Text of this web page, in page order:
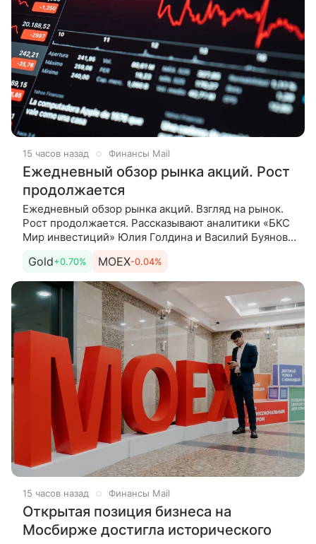
15 часов назад Финансы Mail
Ежедневный обзор рынка акций. Рост
продолжается
Ежедневный обзор рынка акций. Взгляд на рынок.
Рост продолжается. Рассказывают аналитики «БКС
Мир инвестиций» Юлия Голдина и Василий Буянов.
сдержанной ноте:
Gold+0.70% MOEX-0.04%
15 часов назад Финансы Mail
Открытая позиция бизнеса на
Мосбирже достигла исторического